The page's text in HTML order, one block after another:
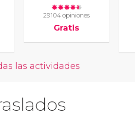
29104 opiniones
Gratis
las actividades